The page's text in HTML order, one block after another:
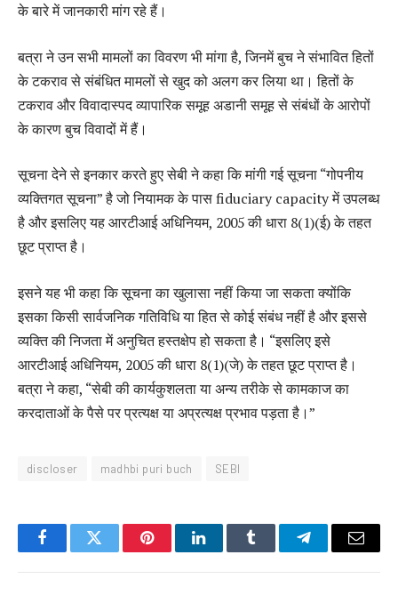
के बारे में जानकारी मांग रहे हैं।
बत्रा ने उन सभी मामलों का विवरण भी मांगा है, जिनमें बुच ने संभावित हितों
के टकराव से संबंधित मामलों से खुद को अलग कर लिया था। हितों के
टकराव और विवादास्पद व्यापारिक समूह अडानी समूह से संबंधों के आरोपों
के कारण बुच विवादों में हैं।
सूचना देने से इनकार करते हुए सेबी ने कहा कि मांगी गई सूचना “गोपनीय
व्यक्तिगत सूचना” है जो नियामक के पास fiduciary capacity में उपलब्ध
है और इसलिए यह आरटीआई अधिनियम, 2005 की धारा 8(1)(ई) के तहत
छूट प्राप्त है।
इसने यह भी कहा कि सूचना का खुलासा नहीं किया जा सकता क्योंकि
इसका किसी सार्वजनिक गतिविधि या हित से कोई संबंध नहीं है और इससे
व्यक्ति की निजता में अनुचित हस्तक्षेप हो सकता है। “इसलिए इसे
आरटीआई अधिनियम, 2005 की धारा 8(1)(जे) के तहत छूट प्राप्त है।
बत्रा ने कहा, “सेबी की कार्यकुशलता या अन्य तरीके से कामकाज का
करदाताओं के पैसे पर प्रत्यक्ष या अप्रत्यक्ष प्रभाव पड़ता है।”
discloser madhbi puri buch SEBI
FacebookTwitter PinterestLinkedInTumblr TelegramEmail